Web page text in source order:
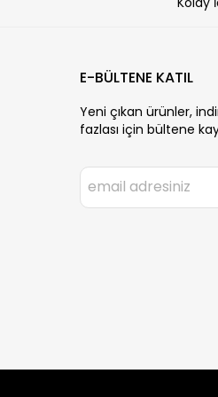
E-BÜLTENE KATIL
Yeni çıkan ürünler,
fazlası için bültene